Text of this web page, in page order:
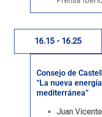
16.15 - 16.25
Consejo de
“La nueva
mediterránea”
Juan